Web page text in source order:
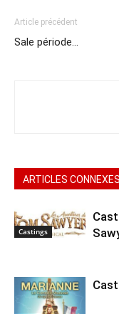
Article précédent
Sale période…
ARTICLES CONNEXES
Castings